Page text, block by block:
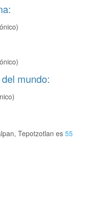
mundo:
Tepotzotlan es 55